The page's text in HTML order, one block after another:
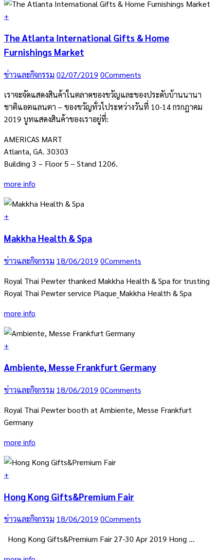
+
The Atlanta International Gifts & Home
Furnishings Market
ข่าวและกิจกรรม 02/07/2019 0Comments
เราจะจัดแสดงสินค้าในตลาดของขวัญและของประดับบ้านนานา
ชาติแอตแลนตา – ของขวัญทั่วไประหว่างวันที่ 10-14 กรกฎาคม
2019 บูทแสดงสินค้าของเราอยู่ที่:
AMERICAS MART
Atlanta, GA. 30303
Building 3 – Floor 5 – Stand 1206.
more info
+
Makkha Health & Spa
ข่าวและกิจกรรม 18/06/2019 0Comments
Royal Thai Pewter thanked Makkha Health & Spa for trusting
Royal Thai Pewter service Plaque_Makkha Health & Spa
more info
+
Ambiente, Messe Frankfurt Germany
ข่าวและกิจกรรม 18/06/2019 0Comments
Royal Thai Pewter booth at Ambiente, Messe Frankfurt
Germany
more info
+
Hong Kong Gifts&Premium Fair
ข่าวและกิจกรรม 18/06/2019 0Comments
Hong Kong Gifts&Premium Fair 27-30 Apr 2019 Hong …